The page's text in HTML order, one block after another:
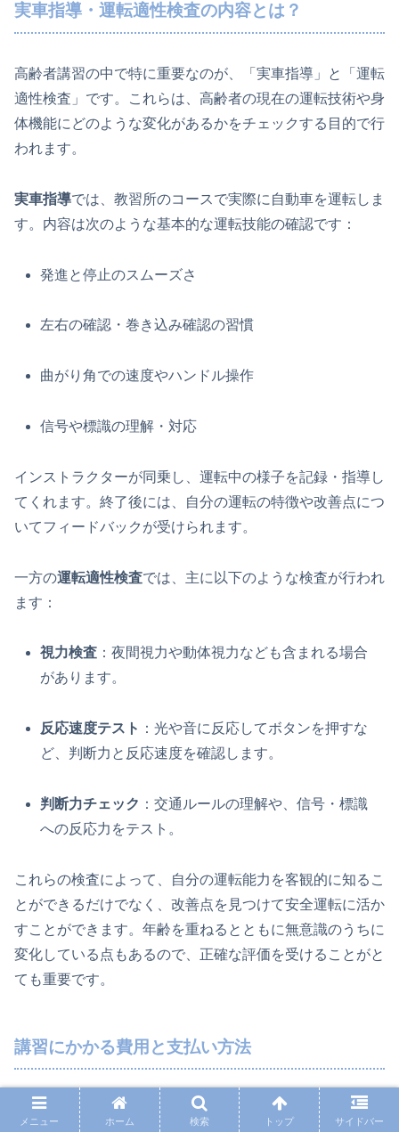
実車指導・運転適性検査の内容とは？
高齢者講習の中で特に重要なのが、「実車指導」と「運転
適性検査」です。これらは、高齢者の現在の運転技術や身
体機能にどのような変化があるかをチェックする目的で行
われます。
実車指導では、教習所のコースで実際に自動車を運転しま
す。内容は次のような基本的な運転技能の確認です：
発進と停止のスムーズさ
左右の確認・巻き込み確認の習慣
曲がり角での速度やハンドル操作
信号や標識の理解・対応
インストラクターが同乗し、運転中の様子を記録・指導し
てくれます。終了後には、自分の運転の特徴や改善点につ
いてフィードバックが受けられます。
一方の運転適性検査では、主に以下のような検査が行われ
ます：
視力検査 ：夜間視力や動体視力なども含まれる場合
があります。
反応速度テスト ：光や音に反応してボタンを押すな
ど、判断力と反応速度を確認します。
判断力チェック ：交通ルールの理解や、信号・標識
への反応力をテスト。
これらの検査によって、自分の運転能力を客観的に知るこ
とができるだけでなく、改善点を見つけて安全運転に活か
すことができます。年齢を重ねるとともに無意識のうちに
変化している点もあるので、正確な評価を受けることがと
ても重要です。
講習にかかる費用と支払い方法
高齢者講習には一定の費用がかかります。これは受講内容
メニュー ホーム 検索 トップ サイドバー